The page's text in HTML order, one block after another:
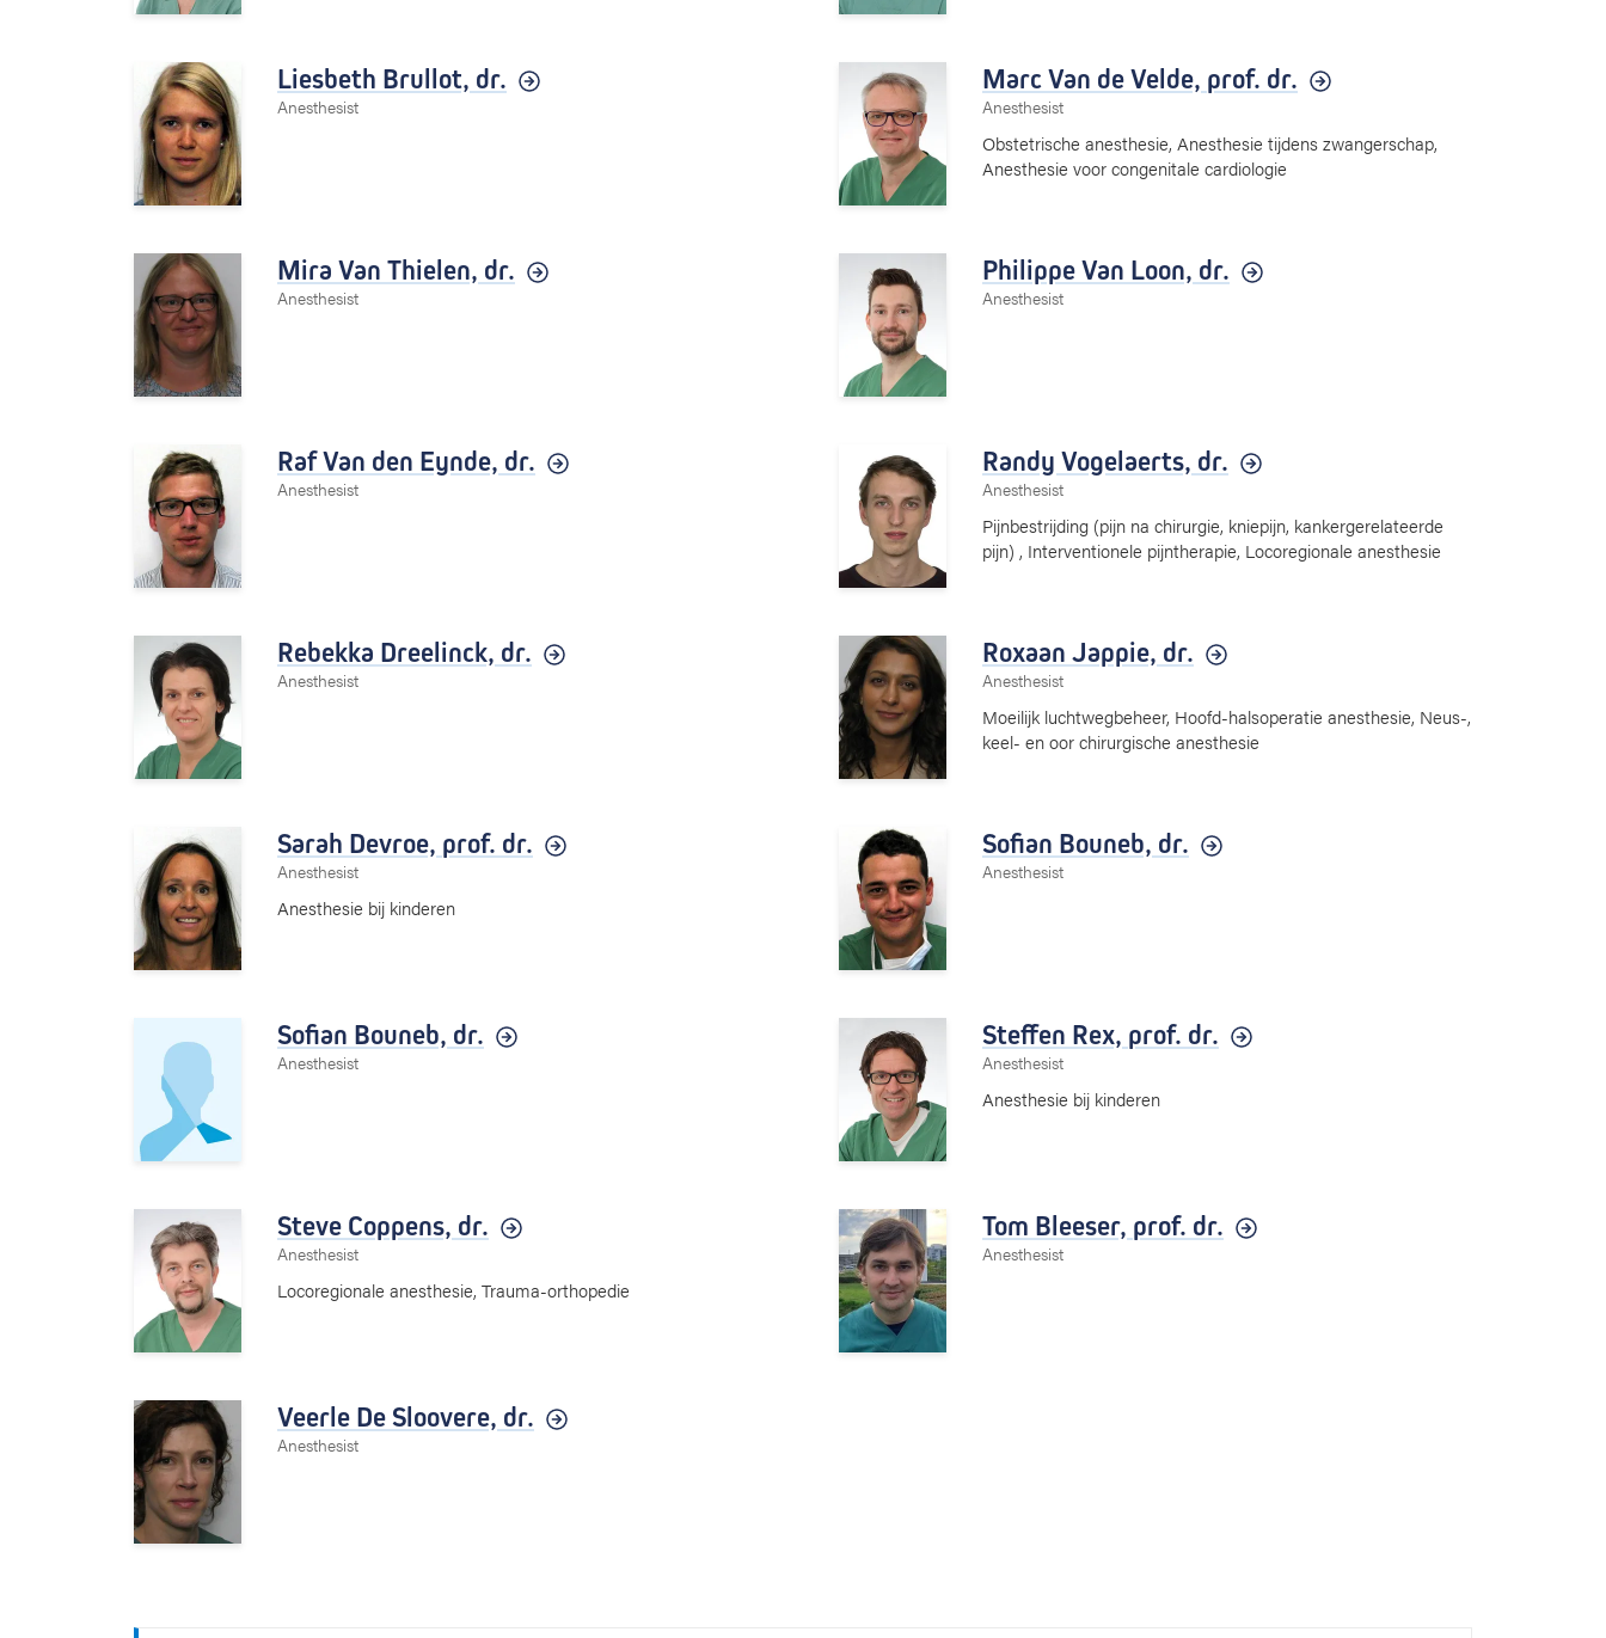
Liesbeth Brullot, dr.
Anesthesist
Marc Van de Velde, prof. dr.
Anesthesist
Obstetrische anesthesie, Anesthesie tijdens zwangerschap,
Anesthesie voor congenitale cardiologie
Mira Van Thielen, dr.
Anesthesist
Philippe Van Loon, dr.
Anesthesist
Raf Van den Eynde, dr.
Anesthesist
Randy Vogelaerts, dr.
Anesthesist
Pijnbestrijding (pijn na chirurgie, kniepijn, kankergerelateerde
pijn) , Interventionele pijntherapie, Locoregionale anesthesie
Rebekka Dreelinck, dr.
Anesthesist
Roxaan Jappie, dr.
Anesthesist
Moeilijk luchtwegbeheer, Hoofd-halsoperatie anesthesie, Neus-,
keel- en oor chirurgische anesthesie
Sarah Devroe, prof. dr.
Anesthesist
Anesthesie bij kinderen
Sofian Bouneb, dr.
Anesthesist
Sofian Bouneb, dr.
Anesthesist
Steffen Rex, prof. dr.
Anesthesist
Anesthesie bij kinderen
Steve Coppens, dr.
Anesthesist
Locoregionale anesthesie, Trauma-orthopedie
Tom Bleeser, prof. dr.
Anesthesist
Veerle De Sloovere, dr.
Anesthesist